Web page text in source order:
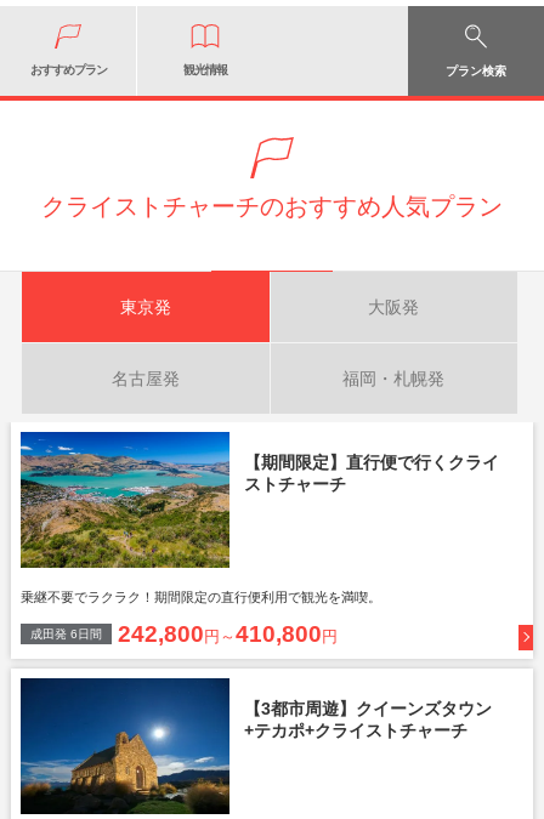
おすすめプラン 観光情報 プラン検索
クライストチャーチのおすすめ人気プラン
東京発 大阪発
名古屋発 福岡・札幌発
【期間限定】直行便で行くクライ
ストチャーチ
乗継不要でラクラク！期間限定の直行便利用で観光を満喫。
成田発 6日間 242,800円～ 410,800円
【3都市周遊】クイーンズタウン
+テカポ+クライストチャーチ